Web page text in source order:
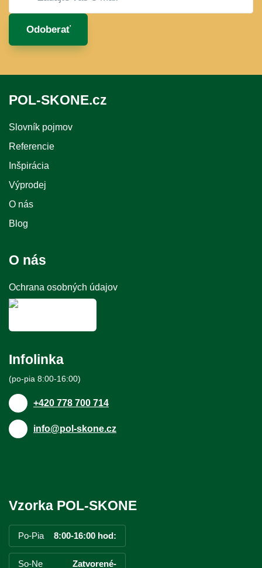
Odoberať
POL-SKONE.cz
Slovník pojmov
Referencie
Inšpirácia
Výprodej
O nás
Blog
O nás
Ochrana osobných údajov
Infolinka
(po-pia 8:00-16:00)
+420 778 700 714
info@pol-skone.cz
Vzorka POL-SKONE
Po-Pia 8:00-16:00 hod:
So-Ne Zatvorené-